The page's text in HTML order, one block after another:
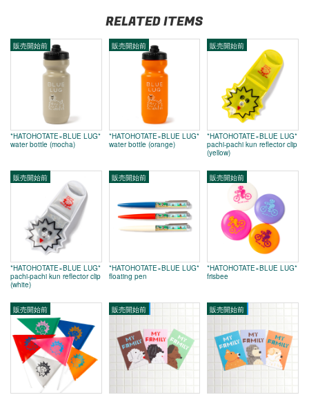
RELATED ITEMS
*HATOHOTATE×BLUE LUG*
water bottle (mocha)
*HATOHOTATE×BLUE LUG*
water bottle (orange)
*HATOHOTATE×BLUE LUG*
pachi-pachi kun reflector clip
(yellow)
*HATOHOTATE×BLUE LUG*
pachi-pachi kun reflector clip
(white)
*HATOHOTATE×BLUE LUG*
floating pen
*HATOHOTATE×BLUE LUG*
frisbee
SOLD OUT SOLD OUT